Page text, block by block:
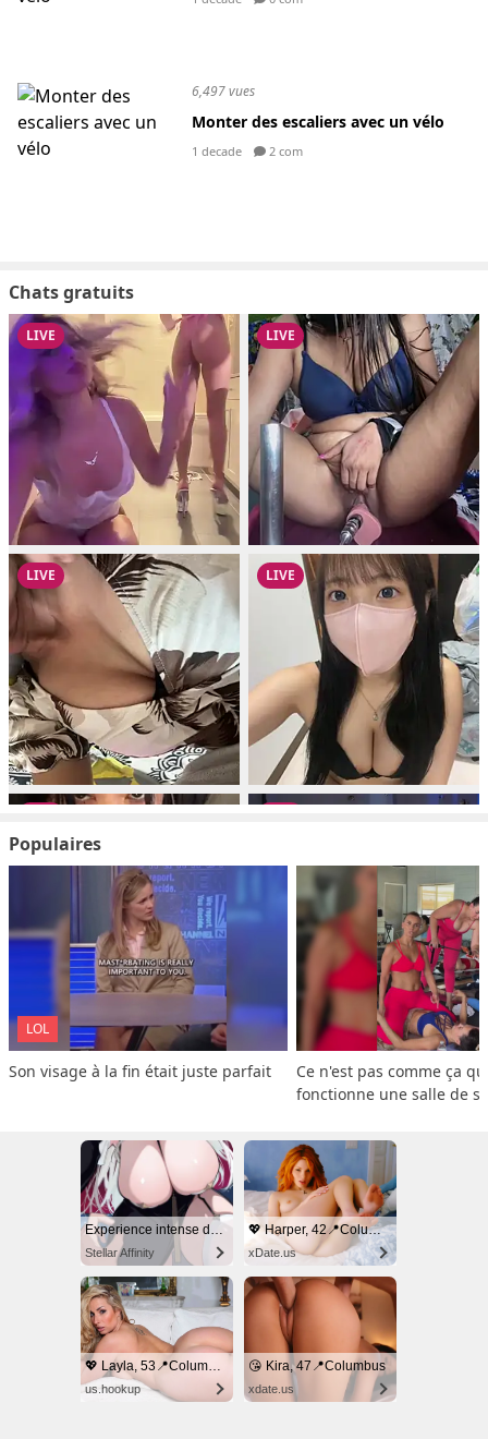
6,497 vues
Monter des escaliers avec un vélo
1 decade 2 com
Chats gratuits
Populaires
LOL
Son visage à la fin était juste parfait
Ce n'est pas comme ça
fonctionne une salle de